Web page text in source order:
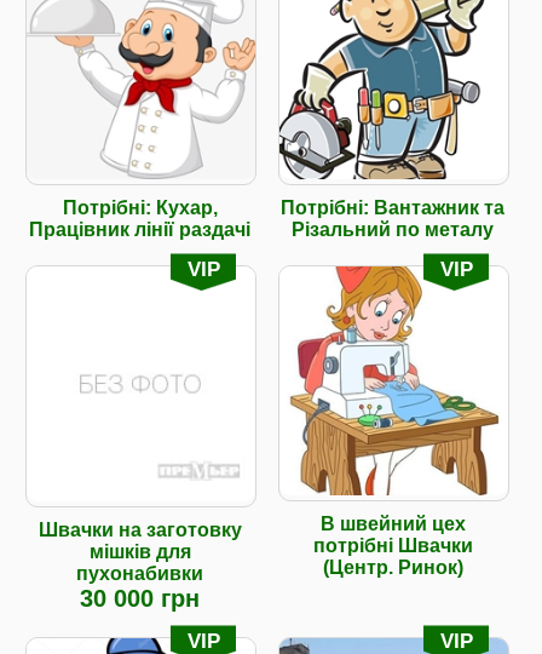
Потрібні: Кухар,
Працівник лінії раздачі
Потрібні: Вантажник та
Різальний по металу
VIP
Швачки на заготовку
мішків для
пухонабивки
30 000 грн
VIP
В швейний цех
потрібні Швачки
(Центр. Ринок)
VIP VIP